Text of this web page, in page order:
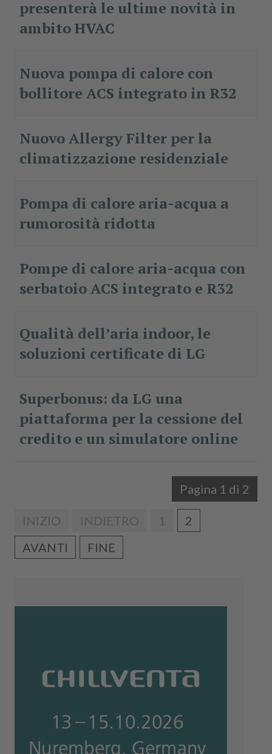
presenterà le ultime novità in
ambito HVAC
Nuova pompa di calore con
bollitore ACS integrato in R32
Nuovo Allergy Filter per la
climatizzazione residenziale
Pompa di calore aria-acqua a
rumorosità ridotta
Pompe di calore aria-acqua con
serbatoio ACS integrato e R32
Qualità dell’aria indoor, le
soluzioni certificate di LG
Superbonus: da LG una
piattaforma per la cessione del
credito e un simulatore online
Pagina 1 di 2
INIZIO INDIETRO 1
2
AVANTI
FINE